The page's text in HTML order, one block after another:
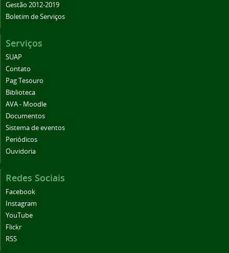
Gestão 2012-2019
Boletim de Serviços
Serviços
SUAP
Contato
Pag Tesouro
Biblioteca
AVA - Moodle
Documentos
Sistema de eventos
Periódicos
Ouvidoria
Redes Sociais
Facebook
Instagram
YouTube
Flickr
RSS